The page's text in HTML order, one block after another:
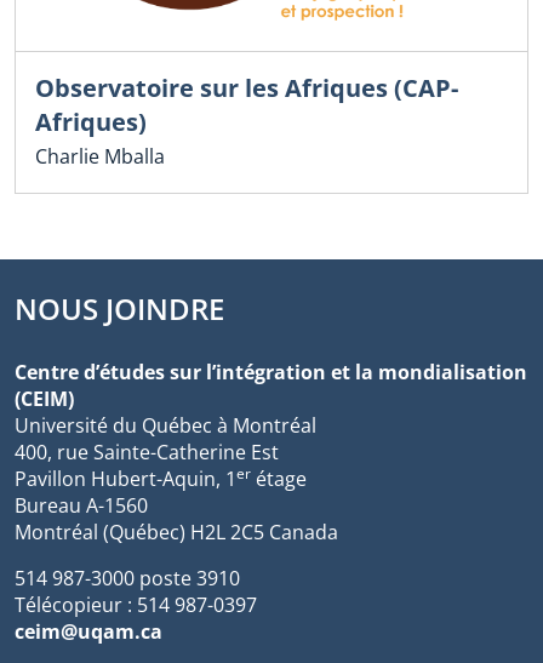
Observatoire sur les Afriques (CAP-
Afriques)
Charlie Mballa
NOUS JOINDRE
Centre d’études sur l’intégration et la mondialisation
(CEIM)
Université du Québec à Montréal
400, rue Sainte-Catherine Est
Pavillon Hubert-Aquin, 1er étage
Bureau A-1560
Montréal (Québec) H2L 2C5 Canada
514 987-3000 poste 3910
Télécopieur : 514 987-0397
ceim@uqam.ca